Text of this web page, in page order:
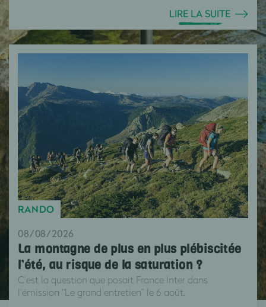
LIRE LA SUITE
RANDO
08/08/2026
La montagne de plus en plus plébiscitée
l’été, au risque de la saturation ?
C’est la question que posait France Inter dans
l’émission “Le grand entretien” le 6 août.